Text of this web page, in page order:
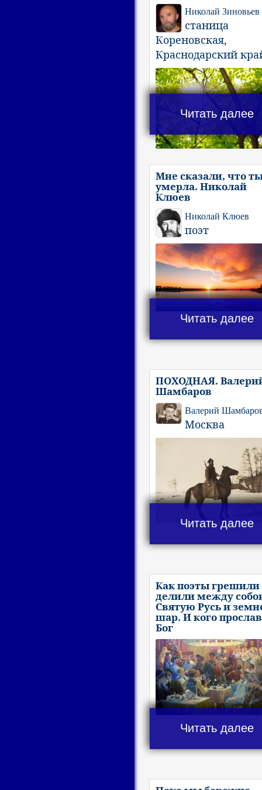
Николай Зиновьев
станица
Кореновская,
Краснодарский
Читать далее
Мне сказали, что
умерла. Николай
Клюев
Николай Клюев
поэт
Читать далее
ПОХОДНАЯ.
Шамбаров
Валерий
Москва
Читать далее
Как поэты грешили
делили между
Святую Русь и
шар. И кого
Бог
Читать далее